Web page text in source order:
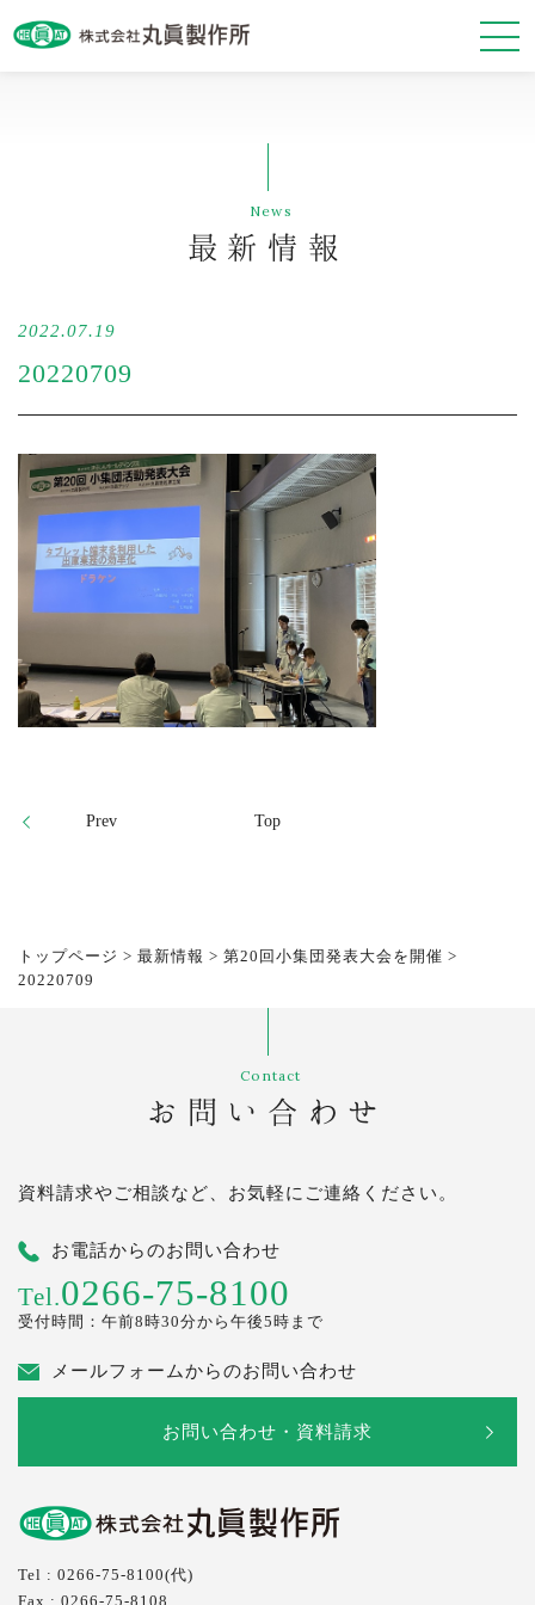
会社案内
お問い合わせ・資料請求
News
最新情報
2022.07.19
20220709
Prev Top
トップページ > 最新情報 > 第20回小集団発表大会を開催 >
20220709
Contact
お問い合わせ
資料請求やご相談など、お気軽にご連絡ください。
お電話からのお問い合わせ
Tel.0266-75-8100
受付時間：午前8時30分から午後5時まで
メールフォームからのお問い合わせ
お問い合わせ・資料請求
Tel : 0266-75-8100(代)
Fax : 0266-75-8108